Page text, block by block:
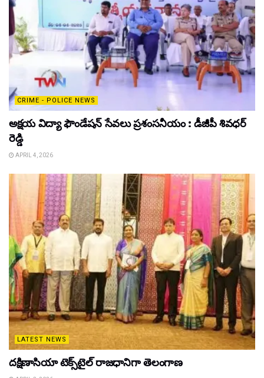
CRIME - POLICE NEWS
అక్షయ విద్యా ఫౌండేషన్ సేవలు ప్రశంసనీయం : డీజీపీ శివధర్
రెడ్డి
APRIL 4, 2026
LATEST NEWS
దక్షిణాసియా టెక్స్‌టైల్ రాజధానిగా తెలంగాణ